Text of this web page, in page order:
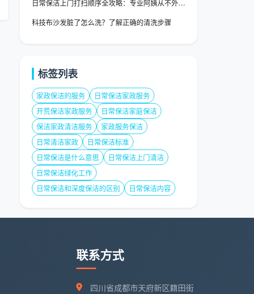
日常保洁上门打扫顺序全攻略：专业阿姨从不外传的“清洁地图”
科技布沙发脏了怎么洗？了解正确的清洗步骤
标签列表
家政保洁的服务
日常保洁家政服务
开荒保洁家政服务
日常保洁家庭保洁
保洁家政清洁服务
家政服务保洁
日常清洁家政
日常保洁标准
日常保洁是什么意思
日常保洁上门清洁
日常保洁绿化工作
日常保洁和深度保洁的区别
日常保洁内容
联系方式
四川省成都市天府新区籍田街